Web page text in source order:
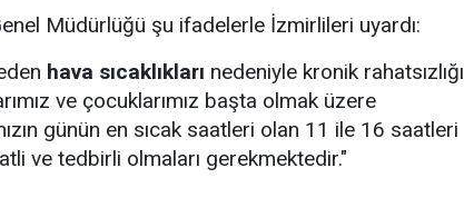
Müdürlüğü şu ifadelerle İzmirlileri uyardı:
hava sıcaklıkları nedeniyle kronik rahatsızlığı
ve çocuklarımız başta olmak üzere
günün en sıcak saatleri olan 11 ile 16 saatleri
ve tedbirli olmaları gerekmektedir."